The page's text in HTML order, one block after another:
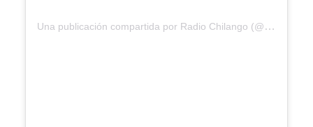
Una publicación compartida por Radio Chilango (@radiochilango)